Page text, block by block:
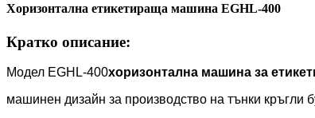
Хоризонтална етикетираща машина EGHL-400
Кратко описание:
Модел EGHL-400хоризонтална машина за
машинен дизайн за производство на тънки кръгли